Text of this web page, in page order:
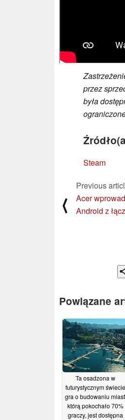
przez
była
Steam
⟨
Previous
Acer
Android z
Powiązane
Ta osadzona w
futurystycznym świecie
gra o budowaniu
którą pokochało 70%
graczy, jest dostępna